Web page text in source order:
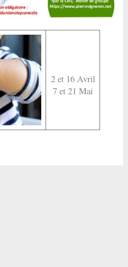
2 et 16 Avril
7 et 21 Mai